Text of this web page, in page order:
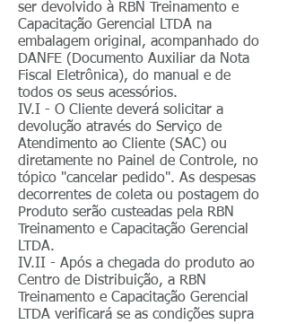
ser devolvido à RBN Treinamento e
Capacitação Gerencial LTDA na
embalagem original, acompanhado do
DANFE (Documento Auxiliar da Nota
Fiscal Eletrônica), do manual e de
todos os seus acessórios.
IV.I - O Cliente deverá solicitar a
devolução através do Serviço de
Atendimento ao Cliente (SAC) ou
diretamente no Painel de Controle, no
tópico "cancelar pedido". As despesas
decorrentes de coleta ou postagem do
Produto serão custeadas pela RBN
Treinamento e Capacitação Gerencial
LTDA.
IV.II - Após a chegada do produto ao
Centro de Distribuição, a RBN
Treinamento e Capacitação Gerencial
LTDA verificará se as condições supra